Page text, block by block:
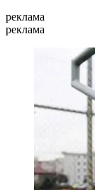
реклама
реклама